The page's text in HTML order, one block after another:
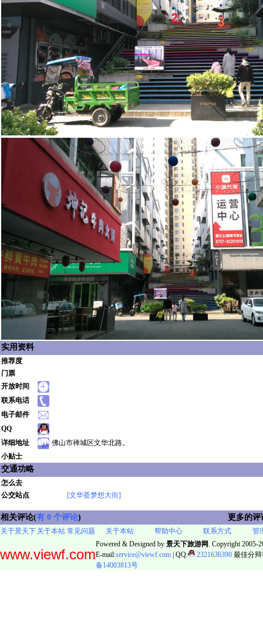
实用资料
推荐度
门票
开放时间
联系电话
电子邮件
QQ
详细地址
佛山市禅城区文华北路。
小贴士
交通功略
怎么去
公交站点
[文华荟梦想大街]
相关评论(有 0 个评论) 更多的
关于景天下 关于本站 常见问题 关于本站 帮助中心 联系方式 管
www.viewf.com
Powered & Designed by 景天下旅游网 . Copyright 2005-
E-mail:service@viewf.com | QQ: 2321636390 最佳分
备14003813号